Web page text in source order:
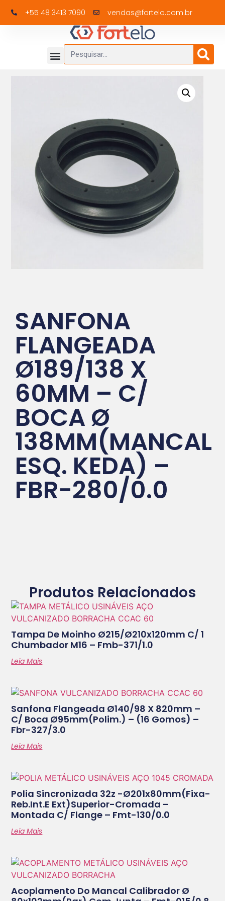
+55 48 3413 7090 vendas@fortelo.com.br
SANFONA
FLANGEADA
Ø189/138 X
60MM – C/
BOCA Ø
138MM(MANCAL
ESQ. KEDA) –
FBR-280/0.0
Produtos Relacionados
Tampa De Moinho Ø215/ø210x120mm C/ 1
Chumbador M16 – Fmb-371/1.0
Leia Mais
Sanfona Flangeada Ø140/98 X 820mm –
C/ Boca Ø95mm(polim.) – (16 Gomos) –
Fbr-327/3.0
Leia Mais
Polia Sincronizada 32z -ø201x80mm(fixa-
Reb.int.e Ext)superior-Cromada –
Montada C/ Flange – Fmt-130/0.0
Leia Mais
Acoplamento Do Mancal Calibrador Ø